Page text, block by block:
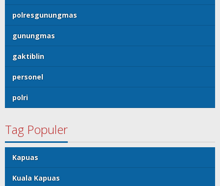
polresgunungmas
gunungmas
gaktiblin
personel
polri
Tag Populer
Kapuas
Kuala Kapuas